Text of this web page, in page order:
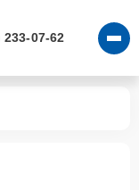
233-07-62